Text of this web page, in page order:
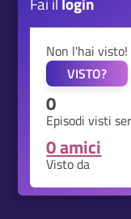
Non l'hai visto!
VISTO?
0
Episodi visti
0 amici
Visto da